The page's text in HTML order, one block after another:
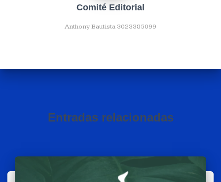
Comité Editorial
Anthony Bautista 3023385099
Entradas relacionadas